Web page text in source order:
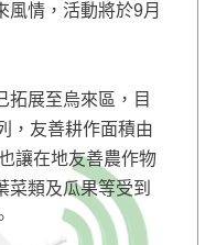
風情，活動將於9月
拓展至烏來區，目
，友善耕作面積由
讓在地友善農作物
菜類及瓜果等受到